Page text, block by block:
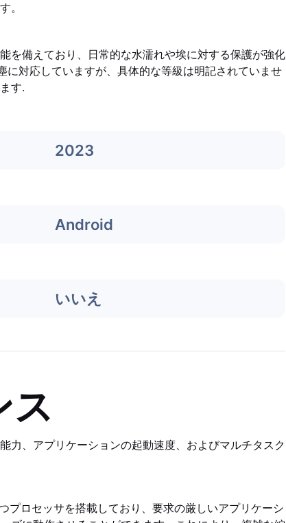
。
備えており、日常的な水濡れや埃に対する保護が強化
対応していますが、具体的な等級は明記されていませ
す.
2023
Android
いいえ
ス
力、アプリケーションの起動速度、およびマルチタスク
ロセッサを搭載しており、要求の厳しいアプリケーシ